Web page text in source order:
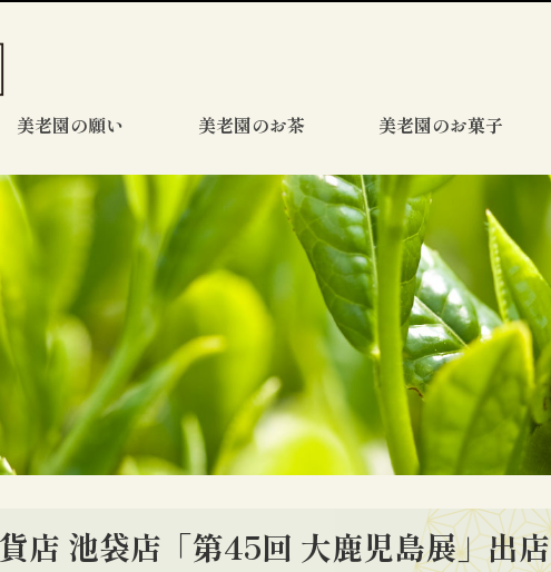
美老園の願い 美老園のお茶 美老園のお菓子
店 池袋店「第45回 大鹿児島展」出店